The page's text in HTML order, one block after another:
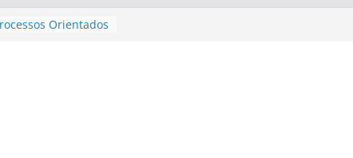
Estão
em Porto
de transfer,
de alto padrão
bolsas –
o segundo